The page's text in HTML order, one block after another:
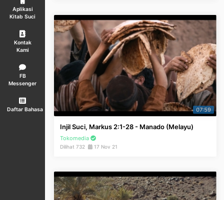
Aplikasi
Kitab Suci
Kontak
Kami
FB
Messenger
Daftar Bahasa 07:59
Injil Suci, Markus 2:1-28 - Manado (Melayu)
Tokomedia
Dilihat 732 17 Nov 21